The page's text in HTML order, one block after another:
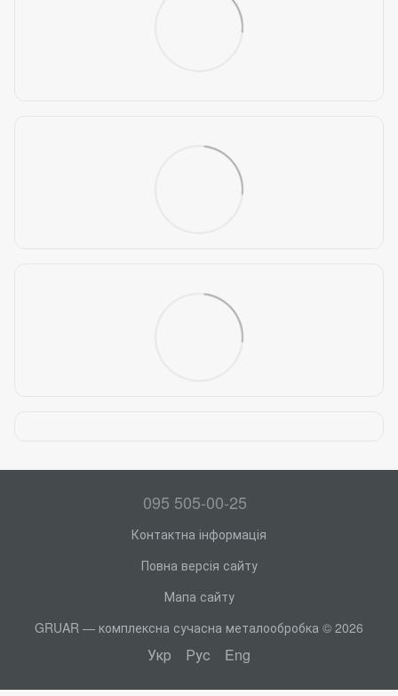
095 505-00-25
Контактна інформація
Повна версія сайту
Мапа сайту
GRUAR — комплексна сучасна металообробка © 2026
Укр Рус Eng